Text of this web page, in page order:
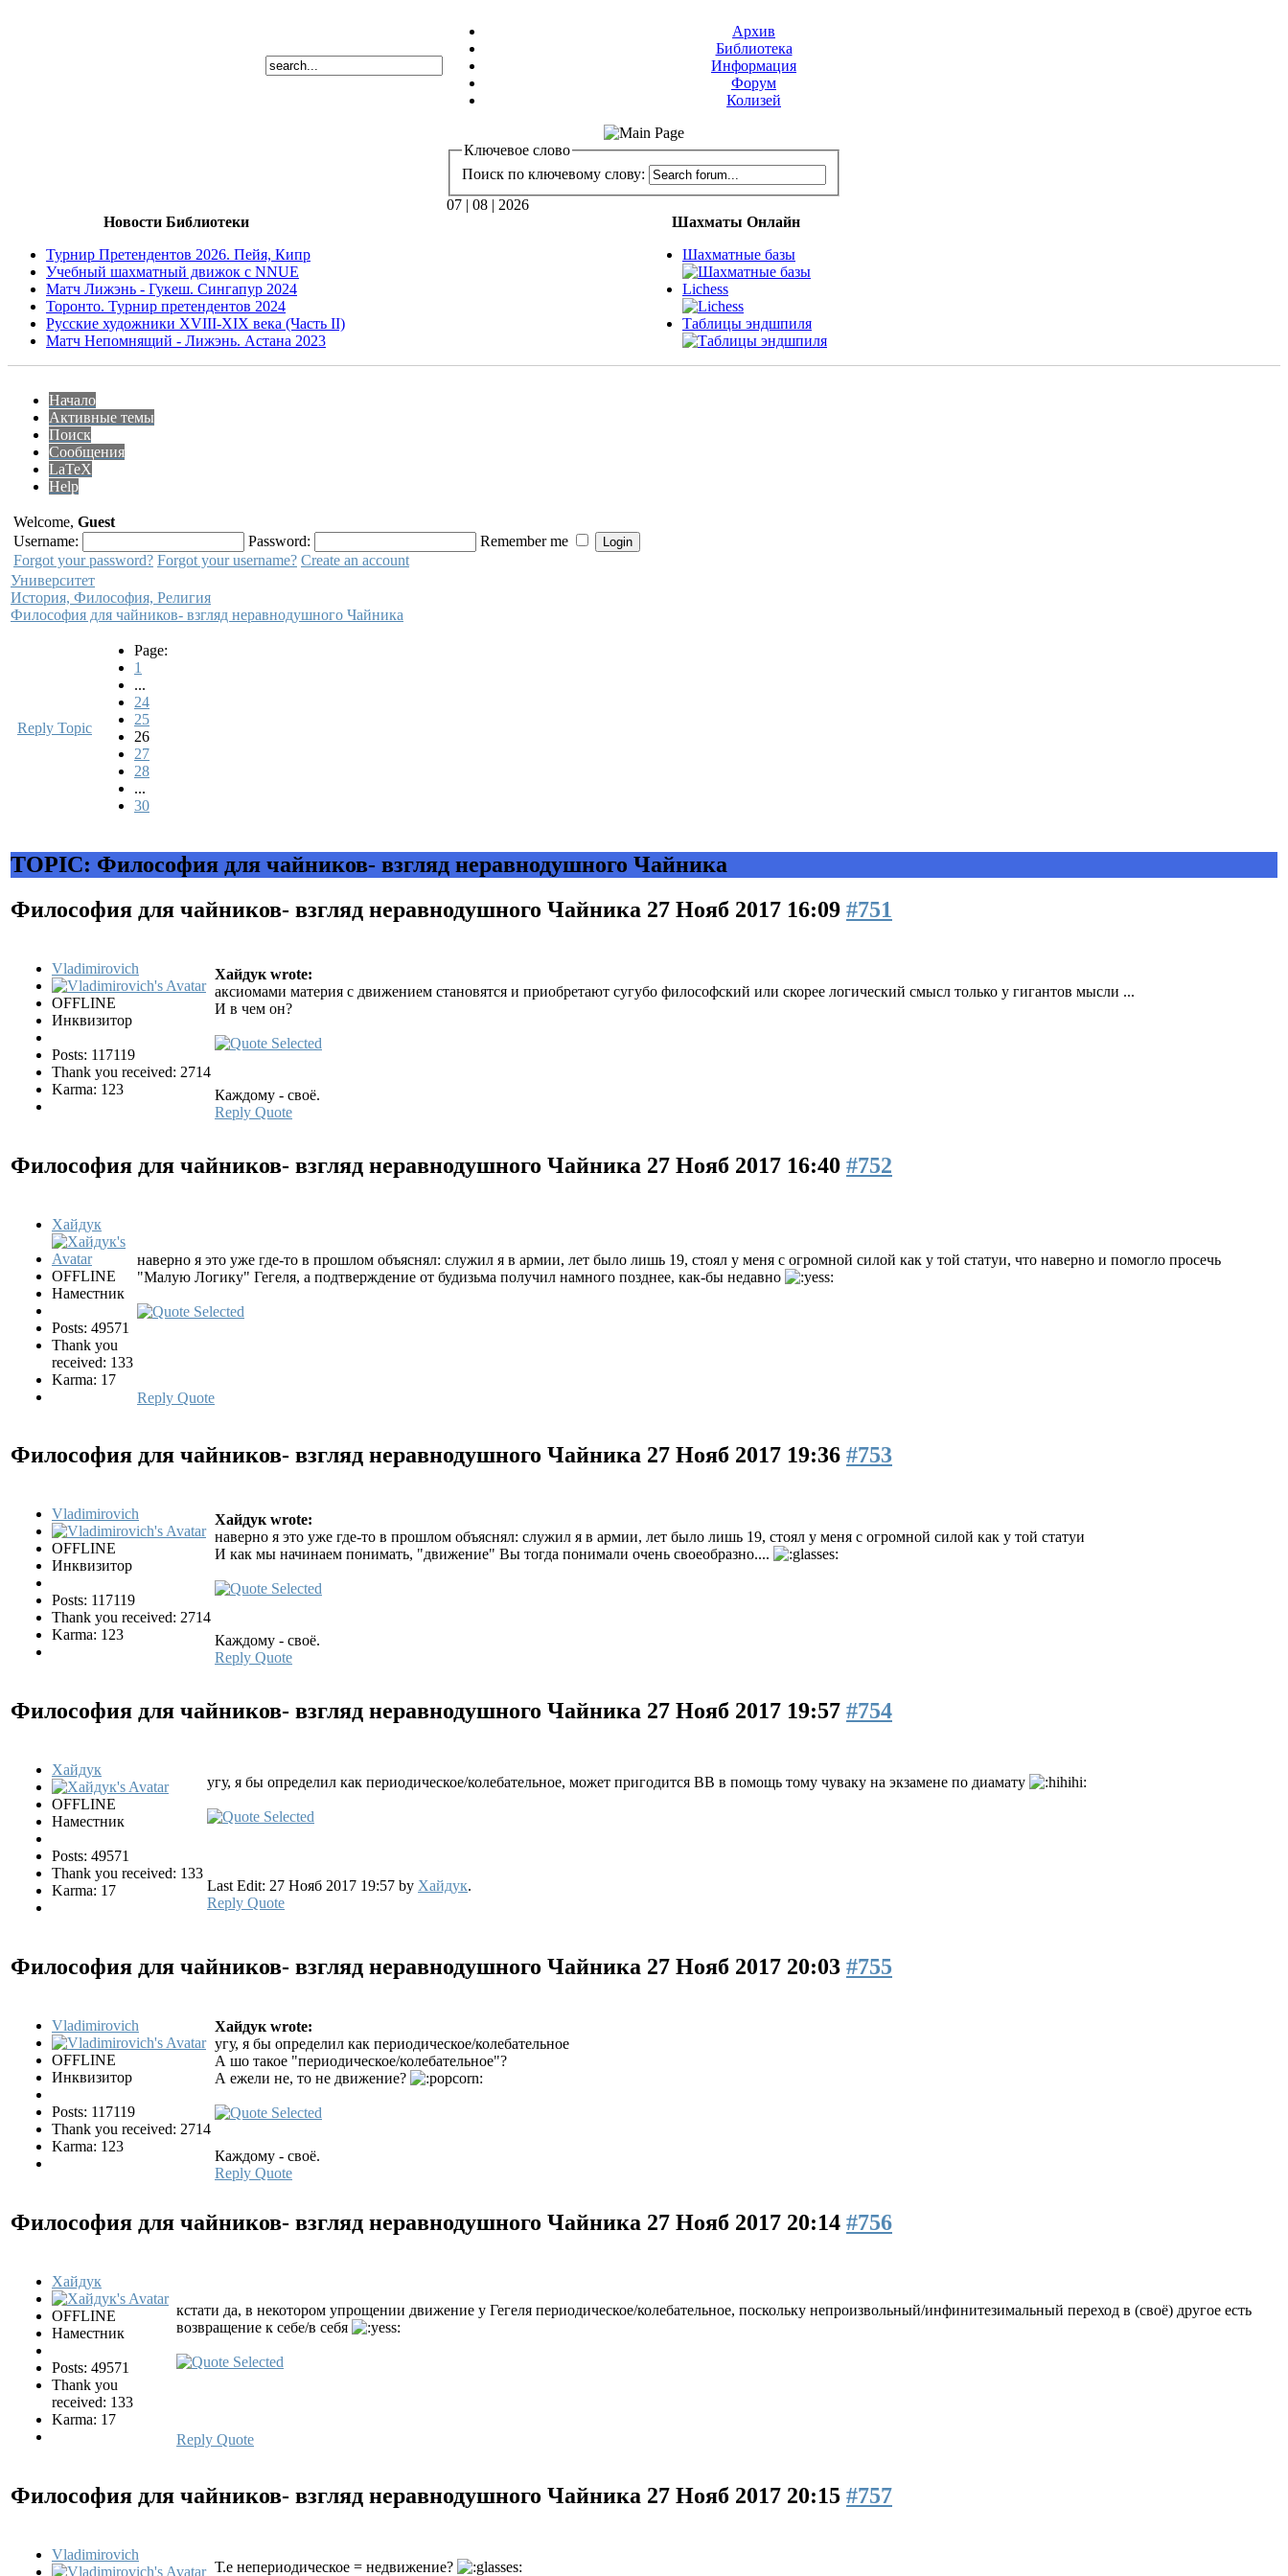
Архив
Библиотека
Информация
Форум
Колизей
Ключевое слово
Поиск по ключевому слову:
07 | 08 | 2026
Новости Библиотеки
Турнир Претендентов 2026. Пейя, Кипр
Учебный шахматный движок с NNUE
Матч Лижэнь - Гукеш. Сингапур 2024
Торонто. Турнир претендентов 2024
Русские художники XVIII-XIX века (Часть II)
Матч Непомнящий - Лижэнь. Астана 2023
Шахматы Онлайн
Шахматные базы
Lichess
Таблицы эндшпиля
Начало
Активные темы
Поиск
Сообщения
LaTeX
Help
Welcome, Guest
Username:
Password:
Remember me
Forgot your password? Forgot your username? Create an account
Университет
История, Философия, Религия
Философия для чайников- взгляд неравнодушного Чайника
Reply Topic
Page:
1
...
24
25
26
27
28
...
30
TOPIC: Философия для чайников- взгляд неравнодушного Чайника
Философия для чайников- взгляд неравнодушного Чайника 27 Нояб 2017 16:09 #751
Vladimirovich
OFFLINE
Инквизитор
Posts: 117119
Thank you received: 2714
Karma: 123
Хайдук wrote:
аксиомами материя с движением становятся и приобретают сугубо философский или скорее логический смысл только у гигантов мысли ...
И в чем он?
Каждому - своё.
Reply Quote
Философия для чайников- взгляд неравнодушного Чайника 27 Нояб 2017 16:40 #752
Хайдук
OFFLINE
Наместник
Posts: 49571
Thank you
received: 133
Karma: 17
наверно я это уже где-то в прошлом объяснял: служил я в армии, лет было лишь 19, стоял у меня с огромной силой как у той статуи, что наверно и помогло просечь
"Малую Логику" Гегеля, а подтверждение от будизьма получил намного позднее, как-бы недавно
Reply Quote
Философия для чайников- взгляд неравнодушного Чайника 27 Нояб 2017 19:36 #753
Vladimirovich
OFFLINE
Инквизитор
Posts: 117119
Thank you received: 2714
Karma: 123
Хайдук wrote:
наверно я это уже где-то в прошлом объяснял: служил я в армии, лет было лишь 19, стоял у меня с огромной силой как у той статуи
И как мы начинаем понимать, "движение" Вы тогда понимали очень своеобразно....
Каждому - своё.
Reply Quote
Философия для чайников- взгляд неравнодушного Чайника 27 Нояб 2017 19:57 #754
Хайдук
OFFLINE
Наместник
Posts: 49571
Thank you received: 133
Karma: 17
угу, я бы определил как периодическое/колебательное, может пригодится ВВ в помощь тому чуваку на экзамене по диамату
Last Edit: 27 Нояб 2017 19:57 by Хайдук.
Reply Quote
Философия для чайников- взгляд неравнодушного Чайника 27 Нояб 2017 20:03 #755
Vladimirovich
OFFLINE
Инквизитор
Posts: 117119
Thank you received: 2714
Karma: 123
Хайдук wrote:
угу, я бы определил как периодическое/колебательное
А шо такое "периодическое/колебательное"?
А ежели не, то не движение?
Каждому - своё.
Reply Quote
Философия для чайников- взгляд неравнодушного Чайника 27 Нояб 2017 20:14 #756
Хайдук
OFFLINE
Наместник
Posts: 49571
Thank you
received: 133
Karma: 17
кстати да, в некотором упрощении движение у Гегеля периодическое/колебательное, поскольку непроизвольный/инфинитезимальный переход в (своё) другое есть
возвращение к себе/в себя
Reply Quote
Философия для чайников- взгляд неравнодушного Чайника 27 Нояб 2017 20:15 #757
Vladimirovich
Т.е непериодическое = недвижение?